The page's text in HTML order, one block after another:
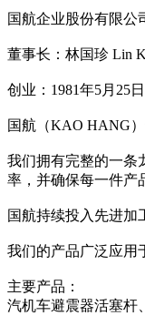
国航企业股份有限公
董事长：林国珍 Lin
创业：1981年5月25
国航（KAO HANG
我们拥有完整的一条
率，并确保每一件产
国航持续投入先进加
我们的产品广泛应用
主要产品：
汽机车避震器活塞杆